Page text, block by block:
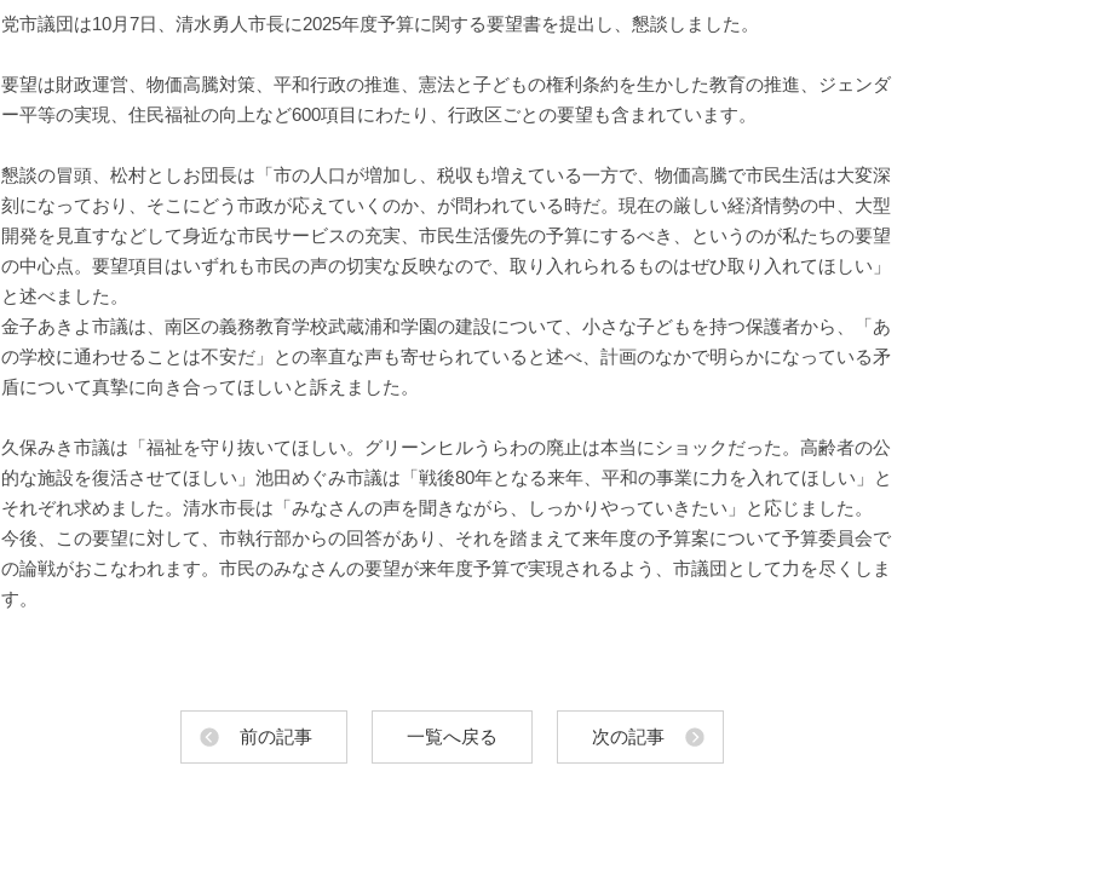
党市議団は10月7日、清水勇人市長に2025年度予算に関する要望書を提出し、懇談しました。
要望は財政運営、︎物価高騰対策、︎平和行政の推進、︎憲法と子どもの権利条約を生かした教育の推進、︎ジェンダ
ー平等の実現、︎住民福祉の向上など600項目にわたり、行政区ごとの要望も含まれています。
懇談の冒頭、松村としお団長は「市の人口が増加し、税収も増えている一方で、物価高騰で市民生活は大変深
刻になっており、そこにどう市政が応えていくのか、が問われている時だ。現在の厳しい経済情勢の中、大型
開発を見直すなどして身近な市民サービスの充実、市民生活優先の予算にするべき、というのが私たちの要望
の中心点。要望項目はいずれも市民の声の切実な反映なので、取り入れられるものはぜひ取り入れてほしい」
と述べました。
金子あきよ市議は、南区の義務教育学校武蔵浦和学園の建設について、小さな子どもを持つ保護者から、「あ
の学校に通わせることは不安だ」との率直な声も寄せられていると述べ、計画のなかで明らかになっている矛
盾について真摯に向き合ってほしいと訴えました。
久保みき市議は「福祉を守り抜いてほしい。グリーンヒルうらわの廃止は本当にショックだった。高齢者の公
的な施設を復活させてほしい」池田めぐみ市議は「戦後80年となる来年、平和の事業に力を入れてほしい」と
それぞれ求めました。清水市長は「みなさんの声を聞きながら、しっかりやっていきたい」と応じました。
今後、この要望に対して、市執行部からの回答があり、それを踏まえて来年度の予算案について予算委員会で
の論戦がおこなわれます。市民のみなさんの要望が来年度予算で実現されるよう、市議団として力を尽くしま
す。
前の記事 一覧へ戻る 次の記事